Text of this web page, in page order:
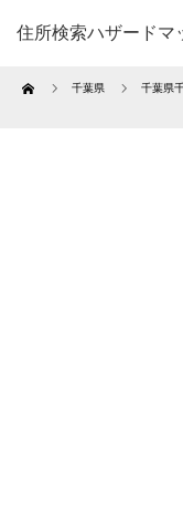
住所検索ハザードマ
Home 千葉県 千葉県